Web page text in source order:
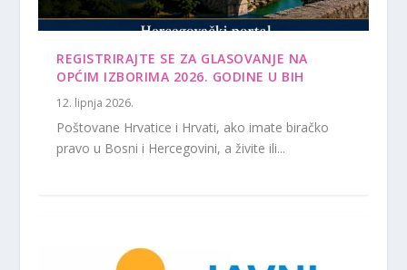
REGISTRIRAJTE SE ZA GLASOVANJE NA
OPĆIM IZBORIMA 2026. GODINE U BIH
12. lipnja 2026.
Poštovane Hrvatice i Hrvati, ako imate biračko
pravo u Bosni i Hercegovini, a živite ili...